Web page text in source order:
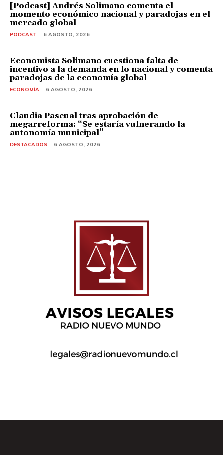
[Podcast] Andrés Solimano comenta el
momento económico nacional y paradojas en el
mercado global
PODCAST 6 AGOSTO, 2026
Economista Solimano cuestiona falta de
incentivo a la demanda en lo nacional y comenta
paradojas de la economía global
ECONOMÍA 6 AGOSTO, 2026
Claudia Pascual tras aprobación de
megarreforma: “Se estaría vulnerando la
autonomía municipal”
DESTACADOS 6 AGOSTO, 2026